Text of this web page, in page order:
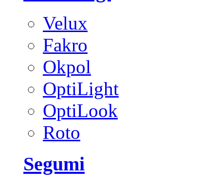
Velux
Fakro
Okpol
OptiLight
OptiLook
Roto
Segumi